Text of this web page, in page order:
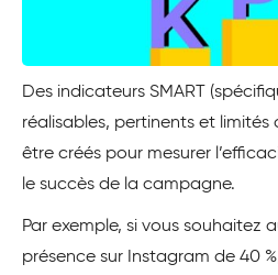
Des indicateurs SMART
réalisables, pertinents et
être créés pour mesurer
le succès de la campagne.
Par exemple, si vous souhaitez
présence sur Instagram de 40